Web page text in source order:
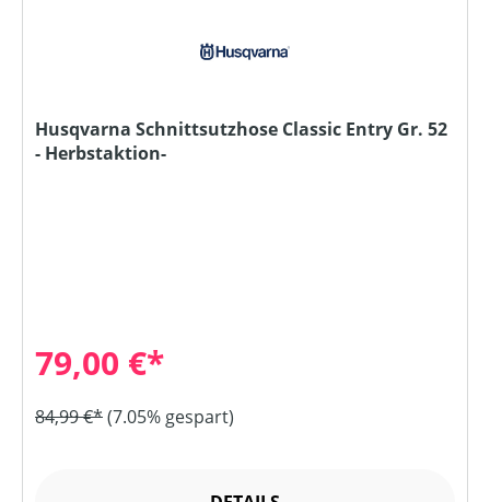
Husqvarna Schnittsutzhose Classic Entry Gr. 52
- Herbstaktion-
79,00 €*
84,99 €*(7.05% gespart)